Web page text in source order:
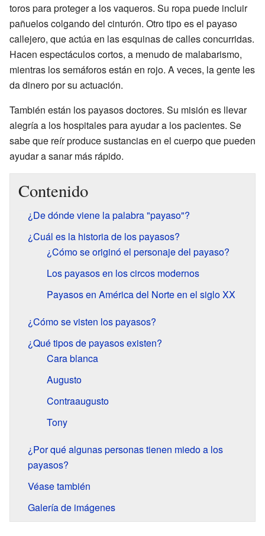
toros para proteger a los vaqueros. Su ropa puede incluir
pañuelos colgando del cinturón. Otro tipo es el payaso
callejero, que actúa en las esquinas de calles concurridas.
Hacen espectáculos cortos, a menudo de malabarismo,
mientras los semáforos están en rojo. A veces, la gente les
da dinero por su actuación.
También están los payasos doctores. Su misión es llevar
alegría a los hospitales para ayudar a los pacientes. Se
sabe que reír produce sustancias en el cuerpo que pueden
ayudar a sanar más rápido.
Contenido
¿De dónde viene la palabra "payaso"?
¿Cuál es la historia de los payasos?
¿Cómo se originó el personaje del payaso?
Los payasos en los circos modernos
Payasos en América del Norte en el siglo XX
¿Cómo se visten los payasos?
¿Qué tipos de payasos existen?
Cara blanca
Augusto
Contraaugusto
Tony
¿Por qué algunas personas tienen miedo a los
payasos?
Véase también
Galería de imágenes